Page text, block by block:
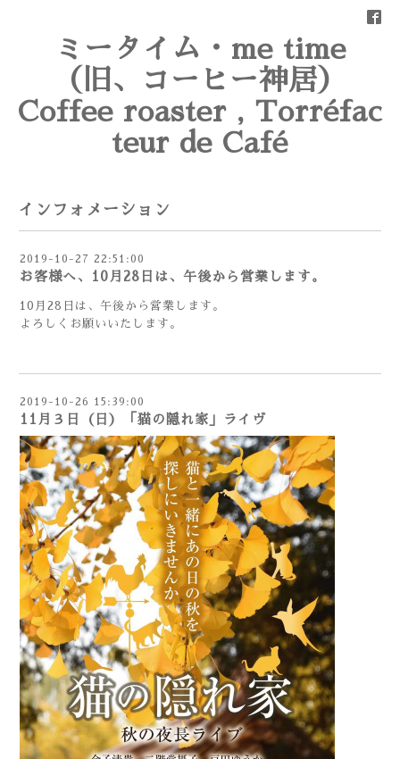
ミータイム・me time
（旧、コーヒー神居）
Coffee roaster , Torréfac
teur de Café
インフォメーション
2019-10-27 22:51:00
お客様へ、10月28日は、午後から営業します。
10月28日は、午後から営業します。
よろしくお願いいたします。
2019-10-26 15:39:00
11月３日（日）「猫の隠れ家」ライヴ